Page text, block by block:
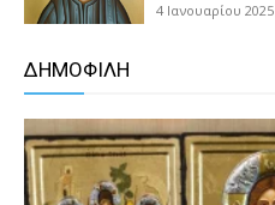
4 Ιανουαρίου 2025
ΔΗΜΟΦΙΛΗ